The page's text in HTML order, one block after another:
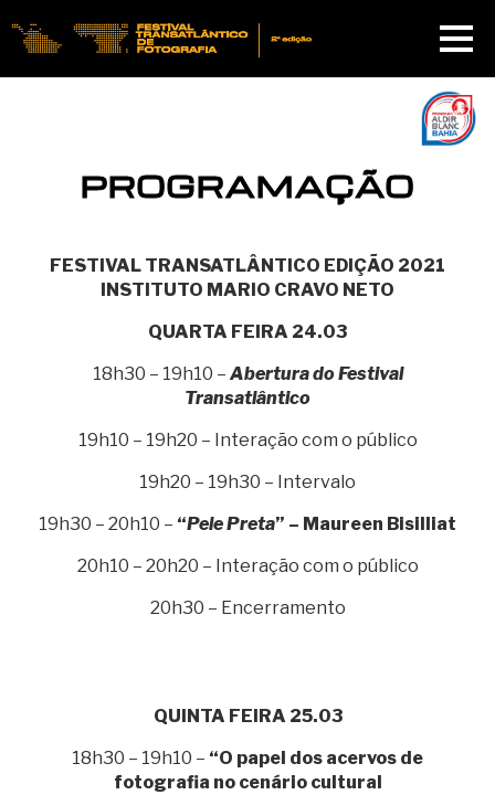
PROGRAMAÇÃO
FESTIVAL TRANSATLÂNTICO EDIÇÃO 2021
INSTITUTO MARIO CRAVO NETO
QUARTA FEIRA 24.03
18h30 – 19h10 – Abertura do Festival
Transatlântico
19h10 – 19h20 – Interação com o público
19h20 – 19h30 – Intervalo
19h30 – 20h10 – “Pele Preta” – Maureen Bisilliat
20h10 – 20h20 – Interação com o público
20h30 – Encerramento
QUINTA FEIRA 25.03
18h30 – 19h10 – “O papel dos acervos de
fotografia no cenário cultural